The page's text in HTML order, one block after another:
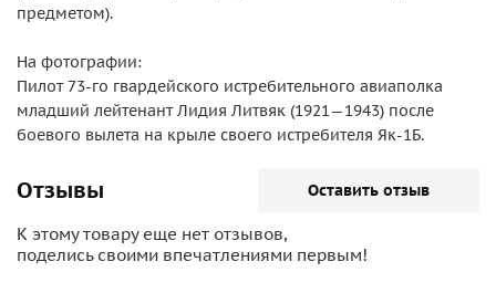
предметом).
На фотографии:
Пилот 73-го гвардейского истребительного авиаполка
младший лейтенант Лидия Литвяк (1921—1943) после
боевого вылета на крыле своего истребителя Як-1Б.
Отзывы Оставить отзыв
К этому товару еще нет отзывов,
поделись своими впечатлениями первым!